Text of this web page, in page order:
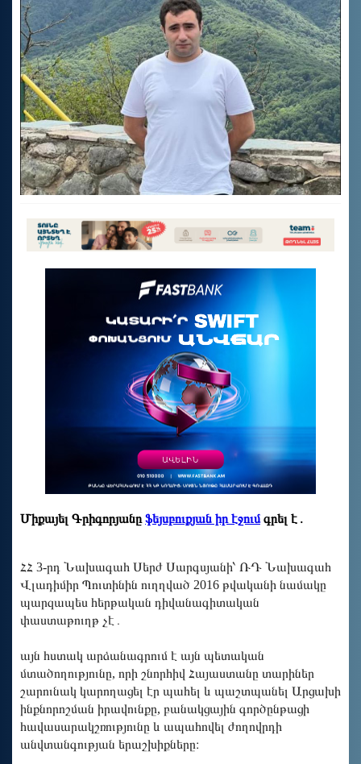
Միքայել Գրիգորյանը ֆեյսբուքյան իր էջումգրել է․
ՀՀ 3-րդ Նախագահ Սերժ Սարգսյանի՝ ՌԴ Նախագահ
Վլադիմիր Պուտինին ուղղված 2016 թվականի նամակը
պարզապես հերթական դիվանագիտական
փաստաթուղթ չէ․
այն հստակ արձանագրում է այն պետական
մտածողությունը, որի շնորհիվ Հայաստանը տարիներ
շարունակ կարողացել էր պահել և պաշտպանել Արցախի
ինքնորոշման իրավունքը, բանակցային գործընթացի
հավասարակշռությունը և ապահովել ժողովրդի
անվտանգության երաշխիքները։